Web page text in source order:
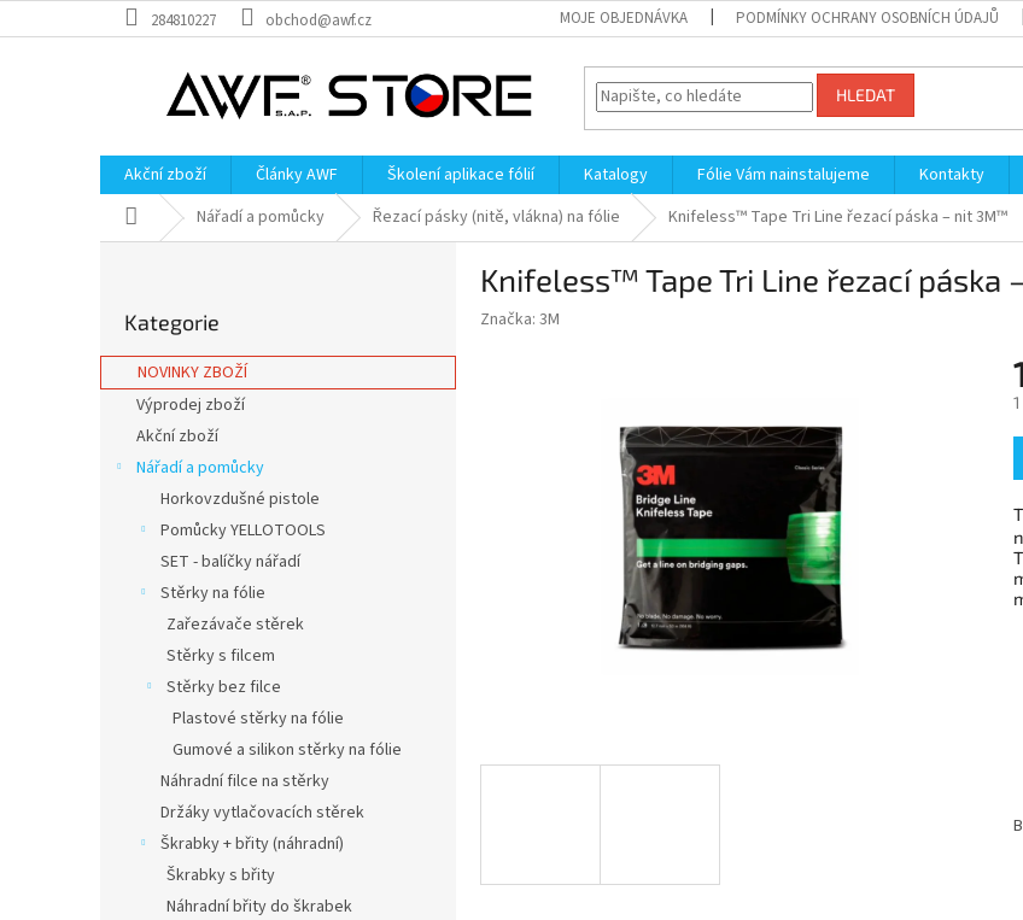
na
284810227 obchod@awf.cz MOJE OBJEDNÁVKA PODMÍNKY OCHRANY OSOBNÍCH ÚDAJŮ
HLEDAT
Akční zboží Články AWF Školení aplikace fólií Katalogy Fólie Vám nainstalujeme Kontakty
Domů Nářadí a pomůcky Řezací pásky (nitě, vlákna) na fólie Knifeless™ Tape Tri Line řezací páska – nit 3M™
r
a
kategorie
Kategorie
NOVINKY ZBOŽÍ
Výprodej zboží
Akční zboží
Nářadí a pomůcky
Horkovzdušné pistole
Pomůcky YELLOTOOLS
SET - balíčky nářadí
Stěrky na fólie
Zařezávače stěrek
Stěrky s filcem
Stěrky bez filce
Plastové stěrky na fólie
Gumové a silikon stěrky na fólie
Náhradní filce na stěrky
Držáky vytlačovacích stěrek
Škrabky + břity (náhradní)
Škrabky s břity
Náhradní břity do škrabek
Knifeless™ Tape Tri Line řezací páska
Značka: 3M